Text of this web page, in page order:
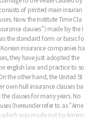
of printed main insuran
Now the Institute Time Cla
clauses") made by the I
the standard form or basic fo
insurance companies ha
they have just adopted the
english law and practice to so
the other hand, the United St
own hull insurance clauses ba
clauses for many years. No
(hereunder refer to as "Ame
which was made out by Americ